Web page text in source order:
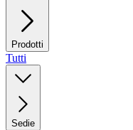
Prodotti
Tutti
Sedie